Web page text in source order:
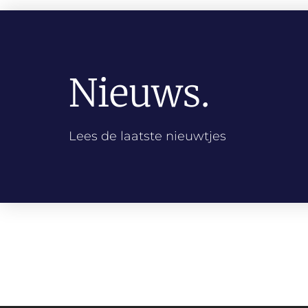
Nieuws.
Lees de laatste nieuwtjes